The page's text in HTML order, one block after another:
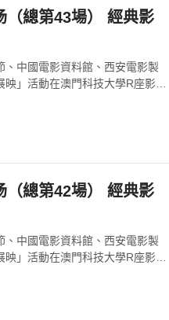
43場） 經典影
中國電影資料館、西安電影製
」活動在澳門科技大學R座影視
42場） 經典影
中國電影資料館、西安電影製
」活動在澳門科技大學R座影視